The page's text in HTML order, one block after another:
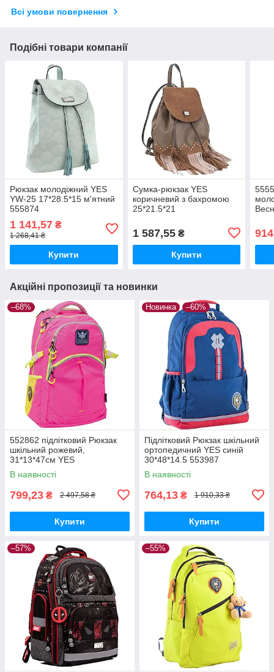
Всі умови повернення
Подібні товари компанії
Рюкзак молодіжний YES
YW-25 17*28.5*15 м'ятний
555874
1 141,57 ₴
1 268,41 ₴
Купити
Сумка-рюкзак YES
коричневий з бахромою
25*21.5*21
1 587,55₴
Купити
Акційні пропозиції та новинки
–68%
552862 підлітковий Рюкзак
шкільний рожевий,
31*13*47см YES
В наявності
799,23 ₴ 2 497,58 ₴
Купити
Новинка –60%
Підлітковий Рюкзак шкільний
ортопедичний YES синій
30*48*14.5 553987
В наявності
764,13 ₴ 1 910,33 ₴
Купити
–57% –55%